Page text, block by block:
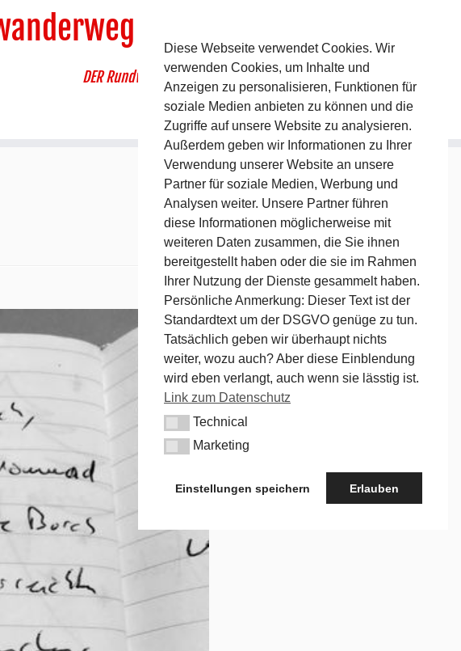
DER Rundwanderweg um Pommelsbrunn
Nächstes →
Diese Webseite verwendet Cookies. Wir
verwenden Cookies, um Inhalte und
Anzeigen zu personalisieren, Funktionen für
soziale Medien anbieten zu können und die
Zugriffe auf unsere Website zu analysieren.
Außerdem geben wir Informationen zu Ihrer
Verwendung unserer Website an unsere
Partner für soziale Medien, Werbung und
Analysen weiter. Unsere Partner führen
diese Informationen möglicherweise mit
weiteren Daten zusammen, die Sie ihnen
bereitgestellt haben oder die sie im Rahmen
Ihrer Nutzung der Dienste gesammelt haben.
Persönliche Anmerkung: Dieser Text ist der
Standardtext um der DSGVO genüge zu tun.
Tatsächlich geben wir überhaupt nichts
weiter, wozu auch? Aber diese Einblendung
wird eben verlangt, auch wenn sie lässtig ist.
Link zum Datenschutz
TechnicalTechnical
MarketingMarketing
Einstellungen speichern Erlauben